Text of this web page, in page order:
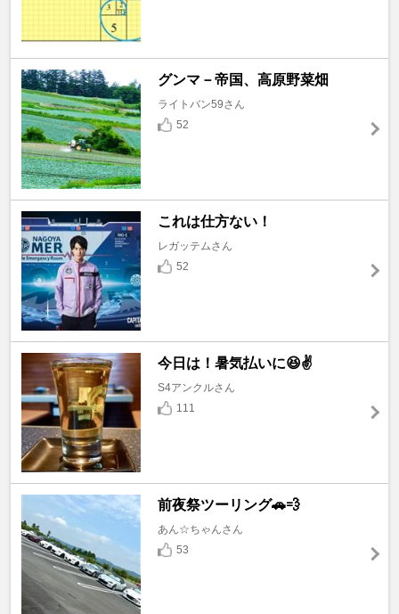
グンマ－帝国、高原野菜畑
ライトバン59さん
52
これは仕方ない！
レガッテムさん
52
今日は！暑気払いに😆✌️
S4アンクルさん
111
前夜祭ツーリング🚗💨
あん☆ちゃんさん
53